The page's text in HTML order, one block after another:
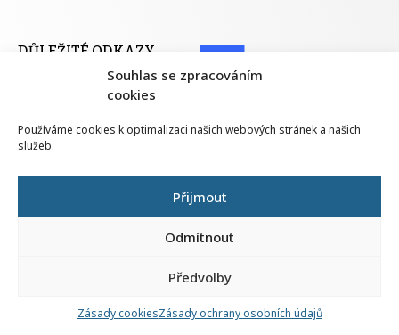
Souhlas se zpracováním
cookies
Používáme cookies k optimalizaci našich webových stránek a našich
služeb.
Přijmout
Odmítnout
Předvolby
Zásady cookiesZásady ochrany osobních údajů
DŮLEŽITÉ ODKAZY
Přehled PK pro splnění MZK
Senovážné náměstí 25